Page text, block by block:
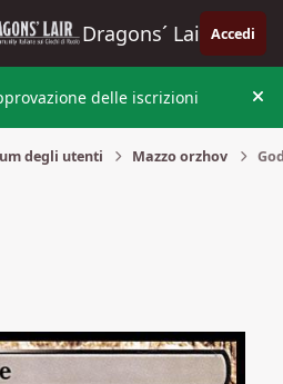
Dragons´ Lair Accedi
delle iscrizioni
degli utenti Mazzo orzhov